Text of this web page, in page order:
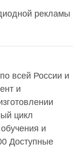
рекламы
всей России и
и
цикл
и
Доступные